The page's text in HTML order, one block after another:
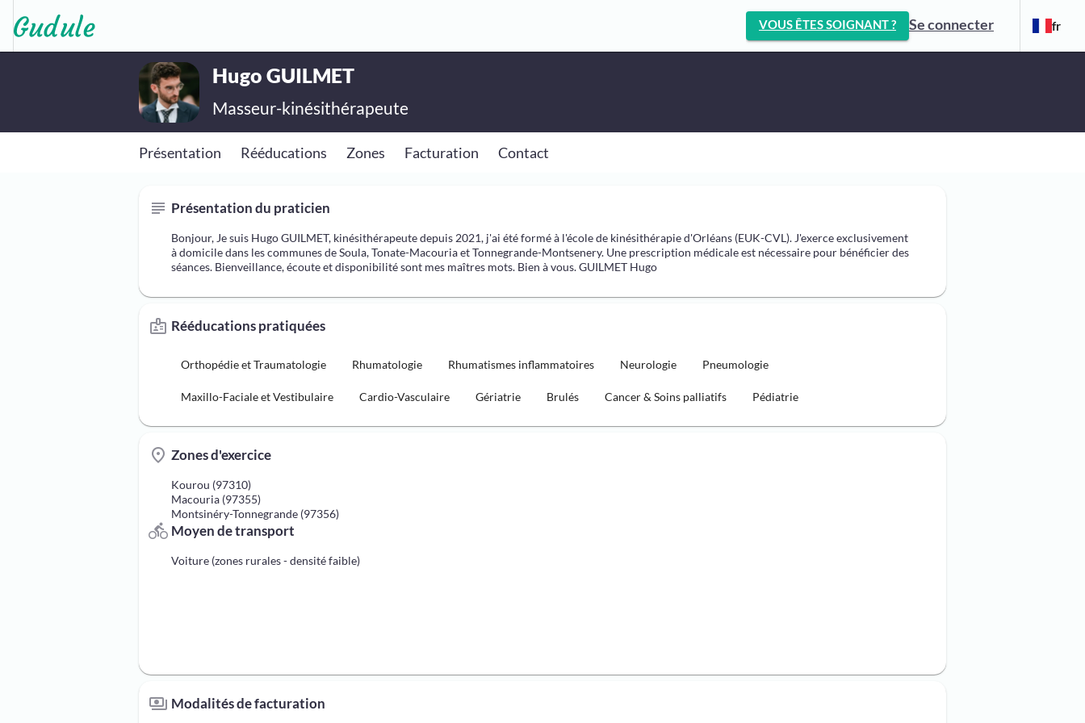
VOUS ÊTES SOIGNANT ? Se connecter fr
Hugo GUILMET
Masseur-kinésithérapeute
Présentation Rééducations Zones Facturation Contact
Présentation du praticien
Bonjour, Je suis Hugo GUILMET, kinésithérapeute depuis 2021, j'ai été formé à l'école de kinésithérapie d'Orléans (EUK-CVL). J'exerce exclusivement
à domicile dans les communes de Soula, Tonate-Macouria et Tonnegrande-Montsenery. Une prescription médicale est nécessaire pour bénéficier des
séances. Bienveillance, écoute et disponibilité sont mes maîtres mots. Bien à vous. GUILMET Hugo
Rééducations pratiquées
Orthopédie et Traumatologie Rhumatologie Rhumatismes inflammatoires Neurologie Pneumologie
Maxillo-Faciale et Vestibulaire Cardio-Vasculaire Gériatrie Brulés Cancer & Soins palliatifs Pédiatrie
Zones d'exercice
Kourou (97310)
Macouria (97355)
Montsinéry-Tonnegrande (97356)
Moyen de transport
Voiture (zones rurales - densité faible)
Modalités de facturation